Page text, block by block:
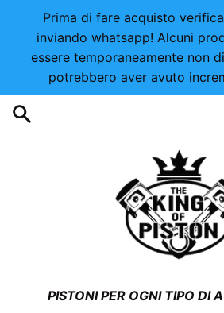
direttamente
Prima di fare acquisto
inviando whatsapp! Alcuni
essere temporaneamente non
potrebbero aver avuto
PISTONI PER OGNI TIPO DI